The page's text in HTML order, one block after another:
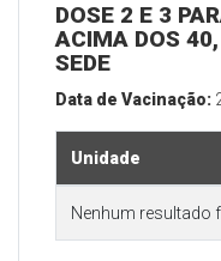
DOSE 2 E 3
ACIMA DOS
SEDE
Data de Vacinação:
Unidade
Nenhum resultado